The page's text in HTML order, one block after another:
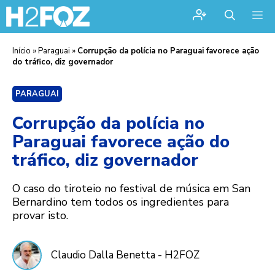
Início »Paraguai » Corrupção da polícia no Paraguai favorece ação
do tráfico, diz governador
PARAGUAI
Corrupção da polícia no
Paraguai favorece ação do
tráfico, diz governador
O caso do tiroteio no festival de música em San
Bernardino tem todos os ingredientes para
provar isto.
Claudio Dalla Benetta - H2FOZ